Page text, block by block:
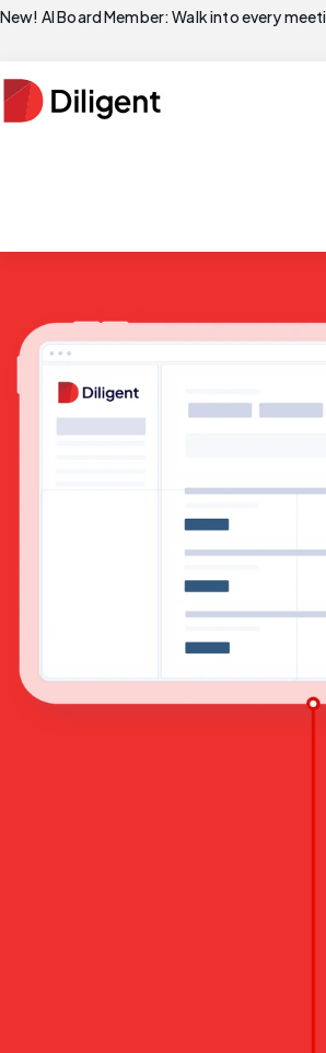
New! AI Board Member: Walk into every